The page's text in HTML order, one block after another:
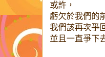
或許，
虧欠於我們的
我們該再次爭
並且一直爭下